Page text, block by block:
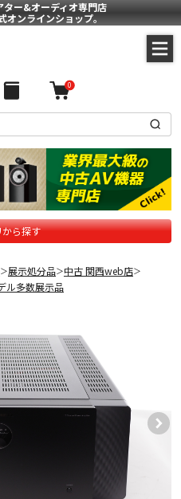
ー&オーディオ専門店
オンラインショップ。
0
ら探す
＞展示処分品＞中古 関西web店＞
ル多数展示品